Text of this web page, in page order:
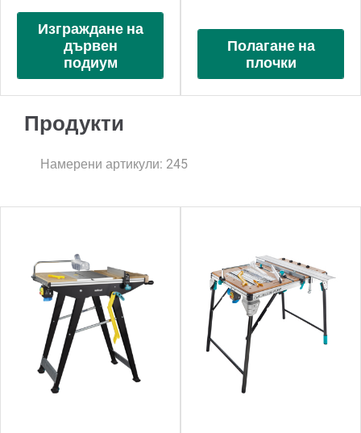
Изграждане на
дървен
подиум
Полагане на
плочки
Продукти
Намерени артикули: 245